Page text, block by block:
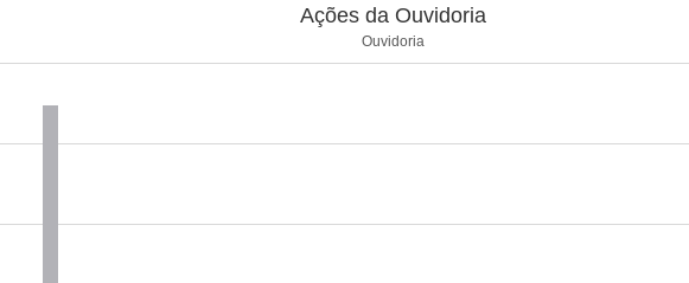
Ações da Ouvidoria
Ouvidoria